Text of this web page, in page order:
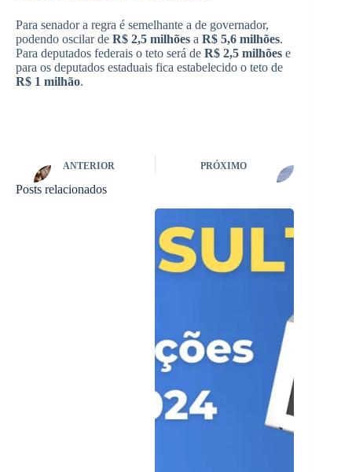
Para senador a regra é semelhante a de governador,
podendo oscilar de R$ 2,5 milhões a R$ 5,6 milhões.
Para deputados federais o teto será de R$ 2,5 milhões e
para os deputados estaduais fica estabelecido o teto de
R$ 1 milhão.
ANTERIOR PRÓXIMO
Posts relacionados